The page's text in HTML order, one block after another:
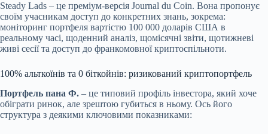
Steady Lads – це преміум-версія Journal du Coin. Вона пропонує
своїм учасникам доступ до конкретних знань, зокрема:
моніторинг портфеля вартістю 100 000 доларів США в
реальному часі, щоденний аналіз, щомісячні звіти, щотижневі
живі сесії та доступ до франкомовної криптоспільноти.
100% альткоїнів та 0 біткойнів: ризикований криптопортфель
Портфель пана Ф. – це типовий профіль інвестора, який хоче
обіграти ринок, але зрештою губиться в ньому. Ось його
структура з деякими ключовими показниками: